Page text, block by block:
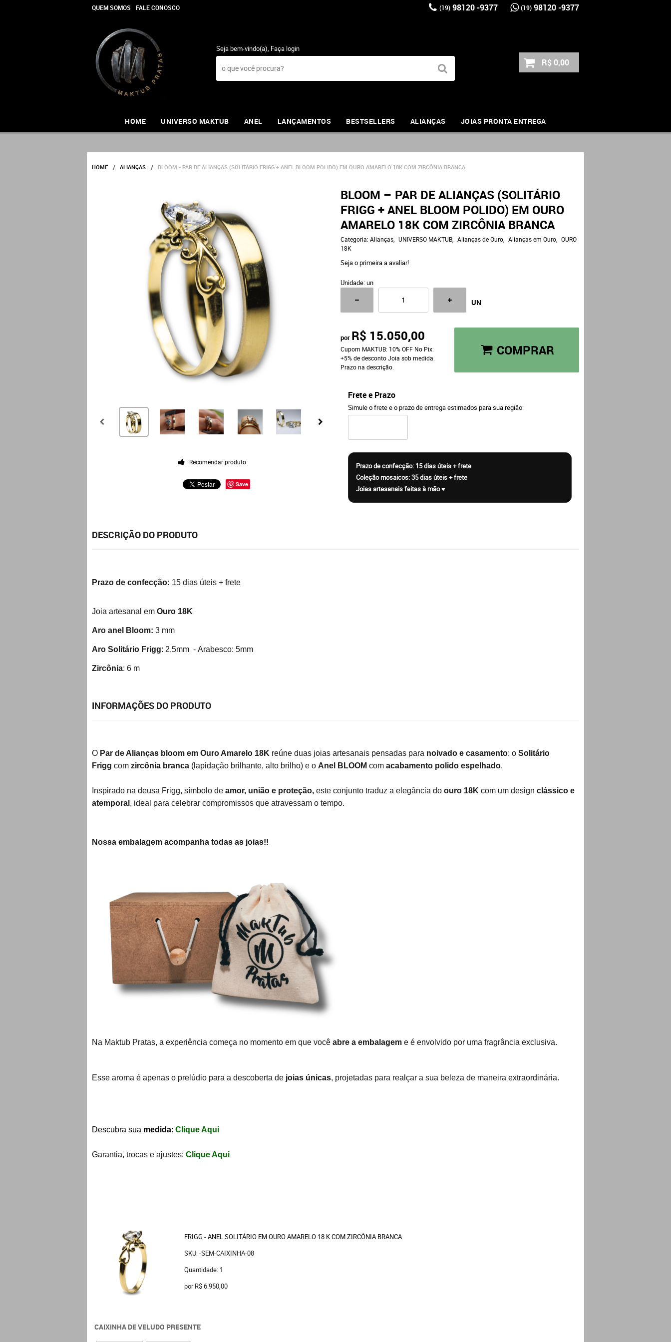
QUEM SOMOS FALE CONOSCO (19) 98120 -9377 (19) 98120 -9377
Seja bem-vindo(a), Faça login
R$ 0,00
HOME UNIVERSO MAKTUB ANEL LANÇAMENTOS BESTSELLERS ALIANÇAS JOIAS PRONTA ENTREGA
HOME ALIANÇAS BLOOM - PAR DE ALIANÇAS (SOLITÁRIO FRIGG + ANEL BLOOM POLIDO) EM OURO AMARELO 18K COM ZIRCÔNIA BRANCA
Recomendar produto
Save
BLOOM – PAR DE ALIANÇAS (SOLITÁRIO
FRIGG + ANEL BLOOM POLIDO) EM OURO
AMARELO 18K COM ZIRCÔNIA BRANCA
Categoria: Alianças UNIVERSO MAKTUB Alianças de Ouro Alianças em Ouro
OURO
18K
Seja o primeira a avaliar!
Unidade: un
UN
por R$ 15.050,00
Cupom MAKTUB: 10% OFF No Pix:
+5% de desconto Joia sob medida.
Prazo na descrição.
COMPRAR
Frete e Prazo
Simule o frete e o prazo de entrega estimados para sua região:
DESCRIÇÃO DO PRODUTO
Prazo de confecção: 15 dias úteis + frete
Joia artesanal em Ouro 18K
Aro anel Bloom: 3 mm
Aro Solitário Frigg: 2,5mm - Arabesco: 5mm
Zircônia: 6 m
INFORMAÇÕES DO PRODUTO
O Par de Alianças bloom em Ouro Amarelo 18K reúne duas joias artesanais pensadas para noivado e casamento: o Solitário
Frigg com zircônia branca (lapidação brilhante, alto brilho) e o Anel BLOOM com acabamento polido espelhado.
Inspirado na deusa Frigg, símbolo de amor, união e proteção, este conjunto traduz a elegância do ouro 18K com um design clássico e
atemporal , ideal para celebrar compromissos que atravessam o tempo.
Nossa embalagem acompanha todas as joias!!
Na Maktub Pratas, a experiência começa no momento em que você abre a embalagem e é envolvido por uma fragrância exclusiva.
Esse aroma é apenas o prelúdio para a descoberta de joias únicas, projetadas para realçar a sua beleza de maneira extraordinária.
Descubra sua medida: Clique Aqui
Garantia, trocas e ajustes: Clique Aqui
FRIGG - ANEL SOLITÁRIO EM OURO AMARELO 18 K COM ZIRCÔNIA BRANCA
SKU: -SEM-CAIXINHA-08
Quantidade: 1
porR$ 6.950,00
CAIXINHA DE VELUDO PRESENTE